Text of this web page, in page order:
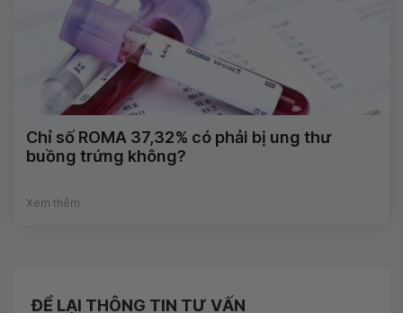
Chỉ số ROMA 37,32% có phải bị ung thư
buồng trứng không?
Xem thêm
ĐỂ LẠI THÔNG TIN TƯ VẤN